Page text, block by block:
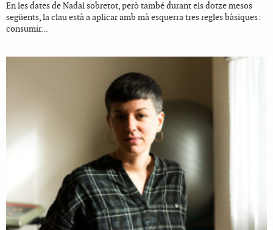
En les dates de Nadal sobretot, però també durant els dotze mesos
següents, la clau està a aplicar amb mà esquerra tres regles bàsiques:
consumir...